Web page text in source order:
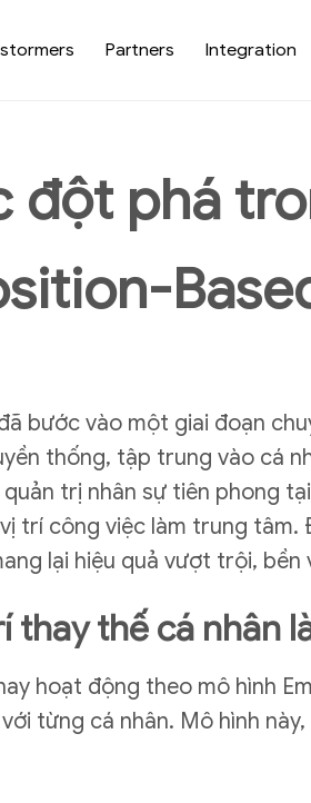
Partners Integration
đột phá
bước vào một giai đoạn
thống, tập trung vào cá
trị nhân sự tiên phong
trí công việc làm trung
lại hiệu quả vượt trội,
thay thế cá nhân
hoạt động theo mô hình
từng cá nhân. Mô hình